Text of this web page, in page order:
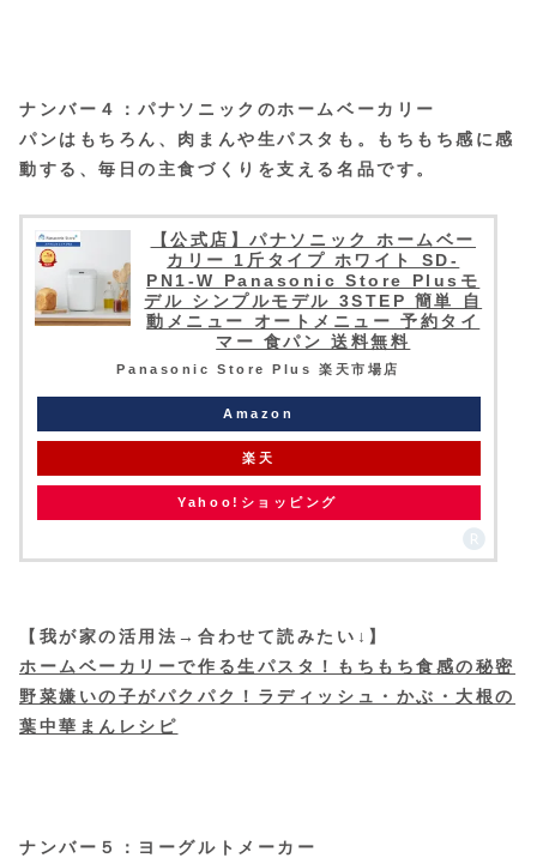
ナンバー４：パナソニックのホームベーカリー
パンはもちろん、肉まんや生パスタも。もちもち感に感
動する、毎日の主食づくりを支える名品です。
【公式店】パナソニック ホームベー
カリー 1斤タイプ ホワイト SD-
PN1-W Panasonic Store Plusモ
デル シンプルモデル 3STEP 簡単 自
動メニュー オートメニュー 予約タイ
マー 食パン 送料無料
Panasonic Store Plus 楽天市場店
Amazon
楽天
Yahoo!ショッピング
【我が家の活用法→合わせて読みたい↓】
ホームベーカリーで作る生パスタ！もちもち食感の秘密
野菜嫌いの子がパクパク！ラディッシュ・かぶ・大根の
葉中華まんレシピ
ナンバー５：ヨーグルトメーカー